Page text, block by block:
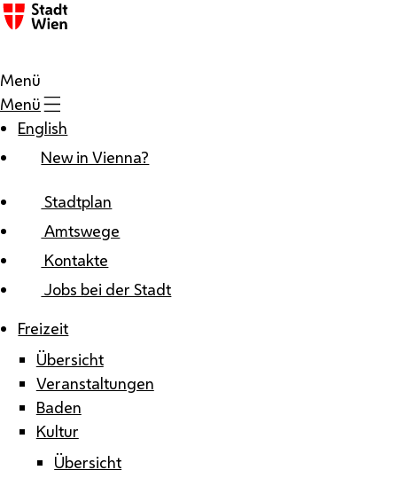
Zum Inhalt
Menü
Menü
English
New in Vienna?
Stadtplan
Amtswege
Kontakte
Jobs bei der Stadt
Freizeit
Übersicht
Veranstaltungen
Baden
Kultur
Übersicht